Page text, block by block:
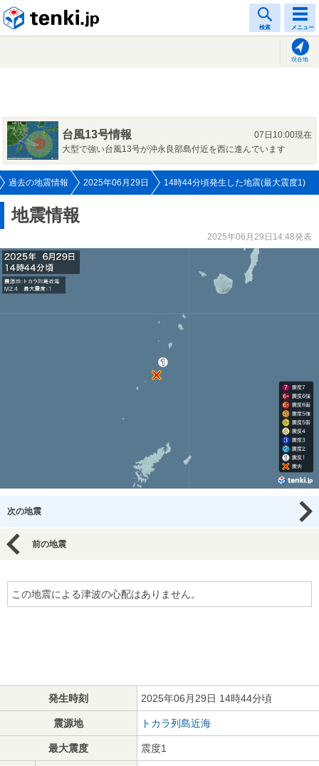
検索 メニュー
現在地
台風13号情報
07日10:00現在
大型で強い台風13号が沖永良部島付近を西に進んでいます
過去の地震情報 2025年06月29日 14時44分頃発生した地震(最大震度1)
地震情報
2025年06月29日14:48発表
次の地震
前の地震
この地震による津波の心配はありません。
発生時刻 2025年06月29日 14時44分頃
震源地 トカラ列島近海
最大震度 震度1